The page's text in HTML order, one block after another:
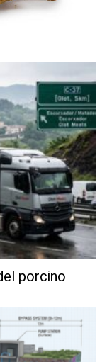
porcino